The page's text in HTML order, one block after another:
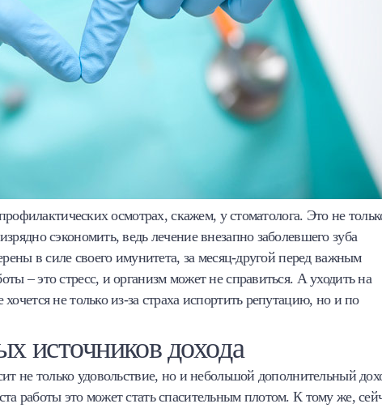
осмотрах, скажем, у стоматолога. Это не
сэкономить, ведь лечение внезапно заболевшего зуба
в силе своего имунитета, за месяц-другой перед важным
– это стресс, и организм может не справиться. А уходить на
не только из-за страха испортить репутацию, но и по
источников дохода
не только удовольствие, но и небольшой дополнительный
работы это может стать спасительным плотом. К тому же,